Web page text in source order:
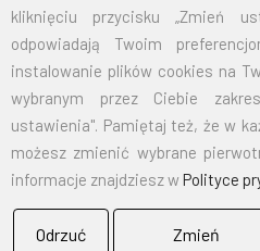
kliknięciu przycisku „Zmień
odpowiadają Twoim
instalowanie plików cookies na
wybranym przez Ciebie
ustawienia". Pamiętaj też, że w
możesz zmienić wybrane
informacje znajdziesz wPolityce
Odrzuć
Zmień
150X240 151,50
EMAIL:marketing@bielflag.pl,
TELEFON:
600 42 11 90,33/816 21